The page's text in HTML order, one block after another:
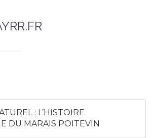
: L’HISTOIRE
DU MARAIS POITEVIN